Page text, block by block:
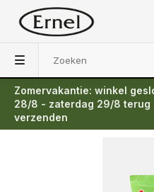
Zomervakantie: winkel
28/8 - zaterdag 29/8 terug
verzenden
Terug